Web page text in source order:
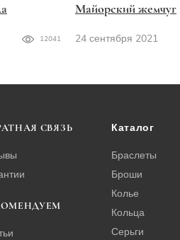
12041
Майорский жемчуг
24 сентября 2021
СВЯЗЬ Каталог
Браслеты
Броши
Колье
Кольца
Серьги